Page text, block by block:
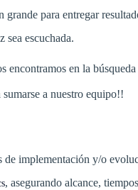
grande para entregar
sea escuchada.
encontramos en la búsqueda
sumarse a nuestro equipo!!
de implementación y/o
, asegurando alcance,